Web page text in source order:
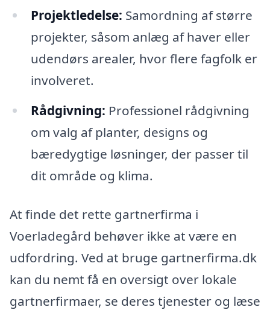
Projektledelse: Samordning af større
projekter, såsom anlæg af haver eller
udendørs arealer, hvor flere fagfolk er
involveret.
Rådgivning: Professionel rådgivning
om valg af planter, designs og
bæredygtige løsninger, der passer til
dit område og klima.
At finde det rette gartnerfirma i
Voerladegård behøver ikke at være en
udfordring. Ved at bruge gartnerfirma.dk
kan du nemt få en oversigt over lokale
gartnerfirmaer, se deres tjenester og læse